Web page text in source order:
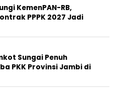
KemenPAN-RB,
PPPK 2027 Jadi
Sungai Penuh
PKK Provinsi Jambi di